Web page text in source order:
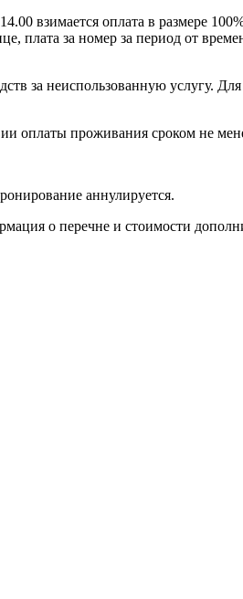
взимается оплата в размере
за номер за период от
за неиспользованную услугу.
оплаты проживания сроком не
аннулируется.
о перечне и стоимости